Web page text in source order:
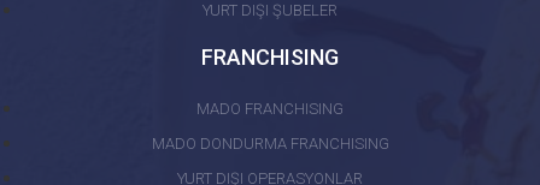
YURT DIŞI ŞUBELER
FRANCHISING
MADO FRANCHISING
MADO DONDURMA FRANCHISING
YURT DIŞI OPERASYONLAR